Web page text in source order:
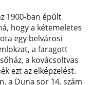
1900-ban épült
hogy a kétemeletes
egy belvárosi
a faragott
a kovácsoltvas
ezt az elképzelést.
a Duna sor 14. szám